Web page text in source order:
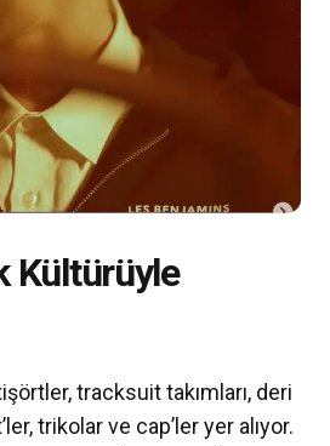
Kültürüyle
tracksuit takımları, deri
trikolar ve cap’ler yer alıyor.